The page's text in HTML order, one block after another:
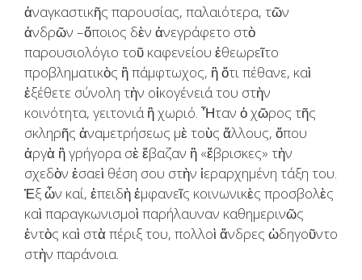
ἀναγκαστικῆς παρουσίας, παλαιότερα, τῶν
ἀνδρῶν –ὅποιος δὲν ἀνεγράφετο στὸ
παρουσιολόγιο τοῦ καφενείου ἐθεωρεῖτο
προβληματικὸς ἢ πάμφτωχος, ἢ ὅτι πέθανε, καὶ
ἐξέθετε σύνολη τὴν οἰκογένειά του στὴν
κοινότητα, γειτονιά ἢ χωριό. Ἦταν ὁ χῶρος τῆς
σκληρῆς ἀναμετρήσεως μὲ τοὺς ἄλλους, ὅπου
ἀργὰ ἢ γρήγορα σὲ ἔβαζαν ἢ «ἔβρισκες» τὴν
σχεδὸν ἐσαεὶ θέση σου στὴν ἱεραρχημένη τάξη του.
Ἐξ ὧν καί, ἐπειδὴ ἐμφανεῖς κοινωνικὲς προσβολὲς
καὶ παραγκωνισμοὶ παρήλαυναν καθημερινῶς
ἐντὸς καὶ στὰ πέριξ του, πολλοὶ ἄνδρες ὡδηγοῦντο
στὴν παράνοια.